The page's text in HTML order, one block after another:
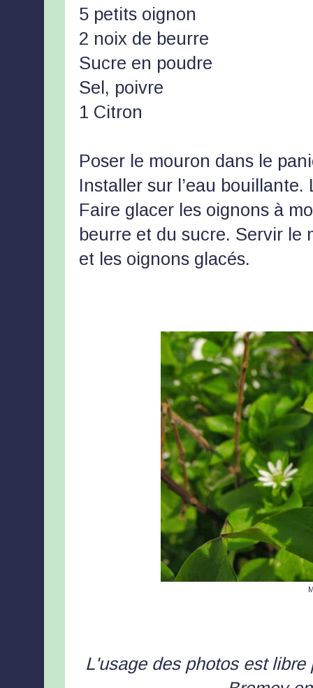
5 petits oignon
2 noix de beurre
Sucre en poudre
Sel, poivre
1 Citron
Poser le mouron dans le
Installer sur l’eau
Faire glacer les oignons à
beurre et du sucre. Servir
et les oignons glacés.
L'usage des photos est